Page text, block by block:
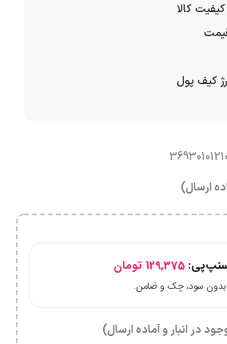
کالا
ارسال)
129,375 تومان
در انبار و آماده ارسال)